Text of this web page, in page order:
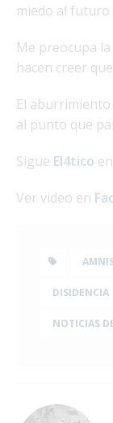
miedo al futuro
Me preocupa
hacen creer
El aburrimiento
al punto que
Sigue El4tico
Ver video en
DISIDENCIA
NOTICIAS